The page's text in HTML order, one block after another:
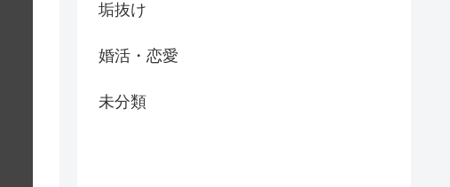
垢抜け
婚活・恋愛
未分類